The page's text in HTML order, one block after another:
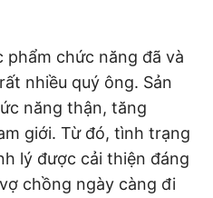
phẩm chức năng đã và
nhiều quý ông. Sản
năng thận, tăng
giới. Từ đó, tình trạng
lý được cải thiện đáng
chồng ngày càng đi